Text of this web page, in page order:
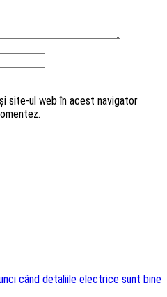
site-ul web în acest navigator
când detaliile electrice sunt bine